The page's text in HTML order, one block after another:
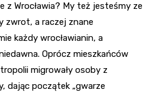
z Wrocławia? My też jesteśmy ze
zwrot, a raczej znane
każdy wrocławianin, a
Oprócz mieszkańców
migrowały osoby z
dając początek „gwarze